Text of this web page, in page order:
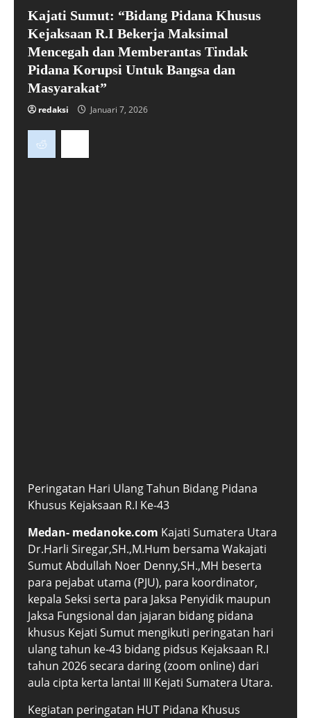
Kajati Sumut: “Bidang Pidana Khusus
Kejaksaan R.I Bekerja Maksimal
Mencegah dan Memberantas Tindak
Pidana Korupsi Untuk Bangsa dan
Masyarakat”
redaksi Januari 7, 2026
Peringatan Hari Ulang Tahun Bidang Pidana
Khusus Kejaksaan R.I Ke-43
Medan- medanoke.com Kajati Sumatera Utara
Dr.Harli Siregar,SH.,M.Hum bersama Wakajati
Sumut Abdullah Noer Denny,SH.,MH beserta
para pejabat utama (PJU), para koordinator,
kepala Seksi serta para Jaksa Penyidik maupun
Jaksa Fungsional dan jajaran bidang pidana
khusus Kejati Sumut mengikuti peringatan hari
ulang tahun ke-43 bidang pidsus Kejaksaan R.I
tahun 2026 secara daring (zoom online) dari
aula cipta kerta lantai III Kejati Sumatera Utara.
Kegiatan peringatan HUT Pidana Khusus